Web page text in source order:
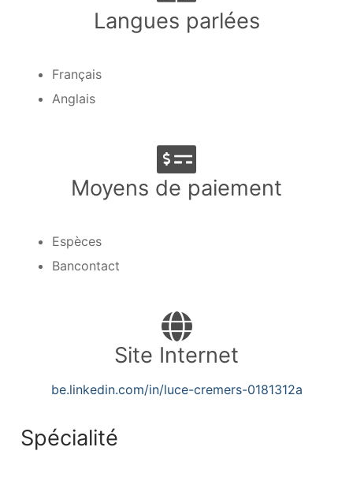
Langues parlées
Français
Anglais
Moyens de paiement
Espèces
Bancontact
Site Internet
be.linkedin.com/in/luce-cremers-0181312a
Spécialité